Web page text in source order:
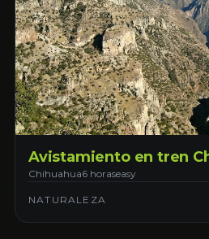
Avistamiento en tren
Chihuahua6 horaseasy
NATURALEZA